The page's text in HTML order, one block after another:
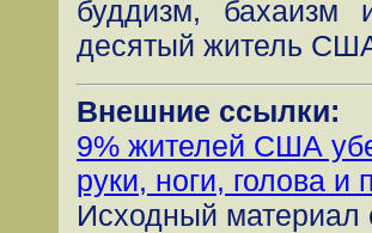
буддизм,
десятый житель
Внешние ссылки:
9% жителей США
руки, ноги, голова и
Исходный материал